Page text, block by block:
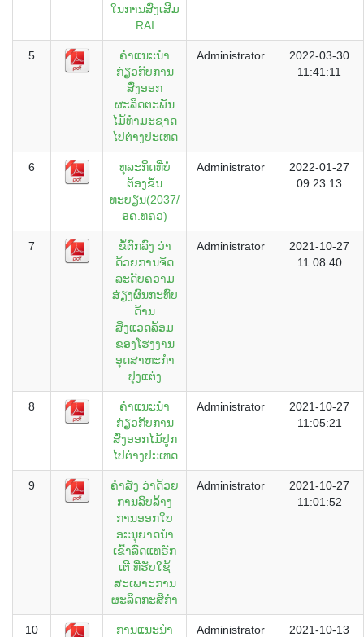
ໃນການສົ່ງເສີມ
RAI
5
ຄໍາແນະນໍາ
ກ່ຽວກັບການ
ສົ່ງອອກ
ຜະລິດຕະພັນ
ໄມ້ທໍາມະຊາດ
ໄປຕ່າງປະເທດ
Administrator
2022-03-30
11:41:11
6
ທຸລະກິດທີ່ບໍ່
ຕ້ອງຂຶ້ນ
ທະບຽນ(2037/
ອຄ.ທຄວ)
Administrator
2022-01-27
09:23:13
7
ຂໍ້ຕົກລົງ ວ່າ
ດ້ວຍການຈັດ
ລະດັບຄວາມ
ສ່ຽງຜົນກະທົບ
ດ້ານ
ສິ່ງແວດລ້ອມ
ຂອງໂຮງງານ
ອຸດສາຫະກຳ
ປຸງແຕ່ງ
Administrator
2021-10-27
11:08:40
8
ຄໍາແນະນໍາ
ກ່ຽວກັບການ
ສົ່ງອອກໄມ້ປູກ
ໄປຕ່າງປະເທດ
Administrator
2021-10-27
11:05:21
9
ຄໍາສັ່ງ ວ່າດ້ວຍ
ການລົບລ້າງ
ການອອກໃບ
ອະນຸຍາດນໍາ
ເຂົ້າລົດແທຣັກ
ເຕີ ທີ່ຮັບໃຊ້
ສະເພາະການ
ຜະລິດກະສິກໍາ
Administrator
2021-10-27
11:01:52
10
ການແນະນໍາ
Administrator
2021-10-13